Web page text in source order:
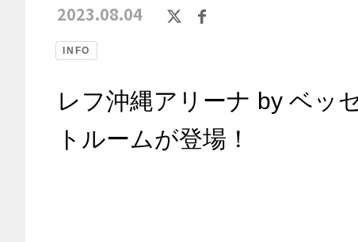
INFO
2023.08.04
レフ沖縄アリーナ by ベッ
トルームが登場！